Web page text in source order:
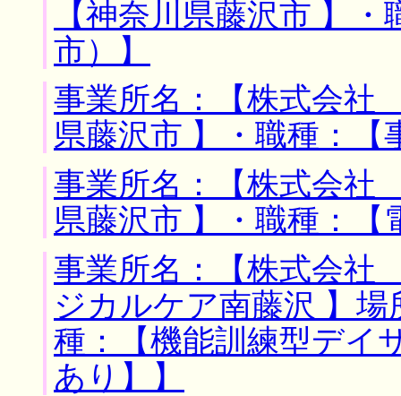
【神奈川県藤沢市 】
市）】
事業所名：【株式会社
県藤沢市 】・職種：【
事業所名：【株式会社
県藤沢市 】・職種：【
事業所名：【株式会
ジカルケア南藤沢 】
種：【機能訓練型デイ
あり】】